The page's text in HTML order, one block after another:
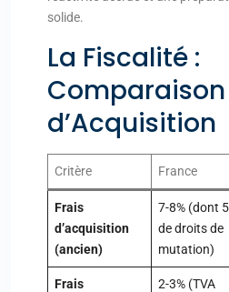
solide.
La Fiscalité :
Comparaison
d’Acquisition
Critère France
Frais
d’acquisition
(ancien)
7-8% (dont
de droits de
mutation)
Frais
2-3% (TVA